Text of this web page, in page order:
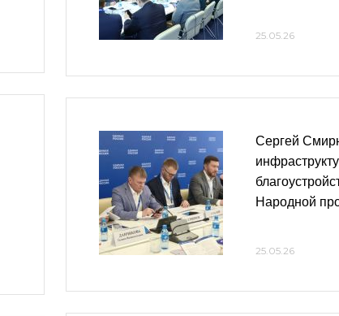
25.05.26
Сергей
Народной
25.05.26